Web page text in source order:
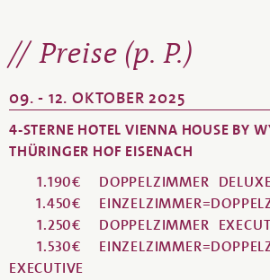
Preise (p. P.)
09. - 12. OKTOBER 2025
4-STERNE HOTEL VIENNA HOUSE BY
THÜRINGER HOF EISENACH
1.190€
DOPPELZIMMER
1.450€
1.250€
DOPPELZIMMER
1.530€
EXECUTIVE